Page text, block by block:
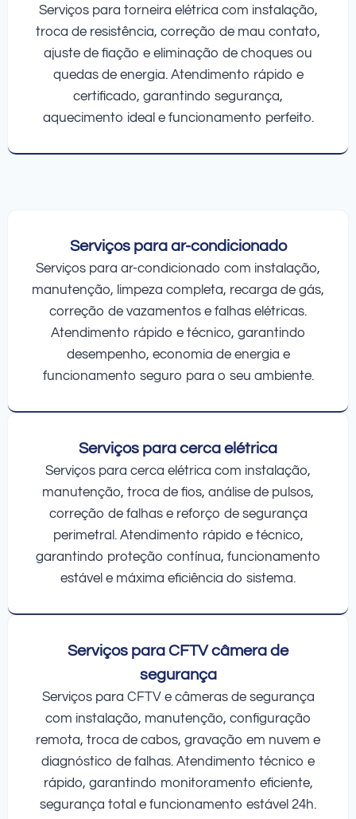
Serviços para torneira elétrica com instalação,
troca de resistência, correção de mau contato,
ajuste de fiação e eliminação de choques ou
quedas de energia. Atendimento rápido e
certificado, garantindo segurança,
aquecimento ideal e funcionamento perfeito.
Serviços para ar-condicionado
Serviços para ar-condicionado com instalação,
manutenção, limpeza completa, recarga de gás,
correção de vazamentos e falhas elétricas.
Atendimento rápido e técnico, garantindo
desempenho, economia de energia e
funcionamento seguro para o seu ambiente.
Serviços para cerca elétrica
Serviços para cerca elétrica com instalação,
manutenção, troca de fios, análise de pulsos,
correção de falhas e reforço de segurança
perimetral. Atendimento rápido e técnico,
garantindo proteção contínua, funcionamento
estável e máxima eficiência do sistema.
Serviços para CFTV câmera de
segurança
Serviços para CFTV e câmeras de segurança
com instalação, manutenção, configuração
remota, troca de cabos, gravação em nuvem e
diagnóstico de falhas. Atendimento técnico e
rápido, garantindo monitoramento eficiente,
segurança total e funcionamento estável 24h.